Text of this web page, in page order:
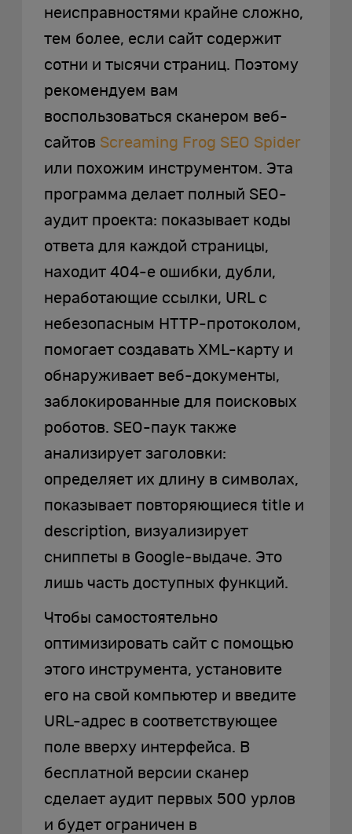
неисправностями крайне сложно,
тем более, если сайт содержит
сотни и тысячи страниц. Поэтому
рекомендуем вам
воспользоваться сканером веб-
сайтов Screaming Frog SEO Spider
или похожим инструментом. Эта
программа делает полный SEO-
аудит проекта: показывает коды
ответа для каждой страницы,
находит 404-е ошибки, дубли,
неработающие ссылки, URL с
небезопасным HTTP-протоколом,
помогает создавать XML-карту и
обнаруживает веб-документы,
заблокированные для поисковых
роботов. SEO-паук также
анализирует заголовки:
определяет их длину в символах,
показывает повторяющиеся title и
description, визуализирует
сниппеты в Google-выдаче. Это
лишь часть доступных функций.
Чтобы самостоятельно
оптимизировать сайт с помощью
этого инструмента, установите
его на свой компьютер и введите
URL-адрес в соответствующее
поле вверху интерфейса. В
бесплатной версии сканер
сделает аудит первых 500 урлов
и будет ограничен в